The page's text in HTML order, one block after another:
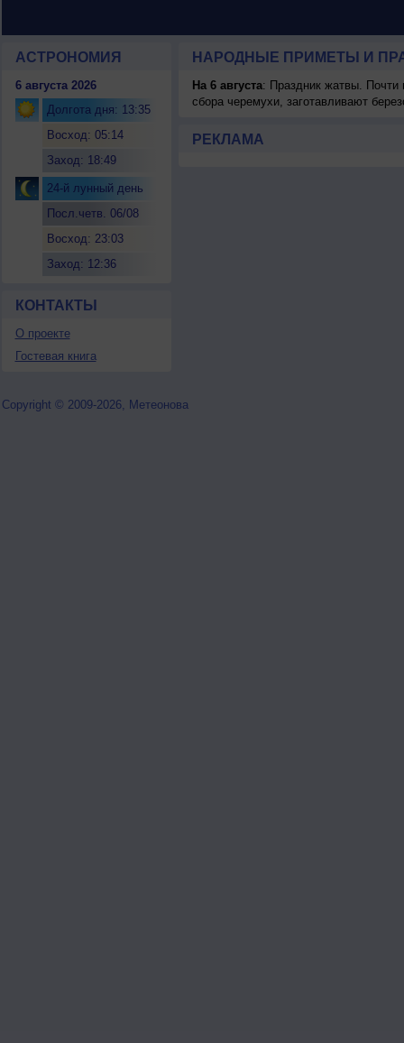
АСТРОНОМИЯ
6 августа 2026
Долгота дня: 13:35
Восход: 05:14
Заход: 18:49
24-й лунный день
Посл.четв. 06/08
Восход: 23:03
Заход: 12:36
КОНТАКТЫ
О проекте
Гостевая книга
НАРОДНЫЕ ПРИМЕТЫ И
На 6 августа: Праздник жатвы. Почти
сбора черемухи, заготавливают
РЕКЛАМА
Copyright © 2009-2026, Метеонова